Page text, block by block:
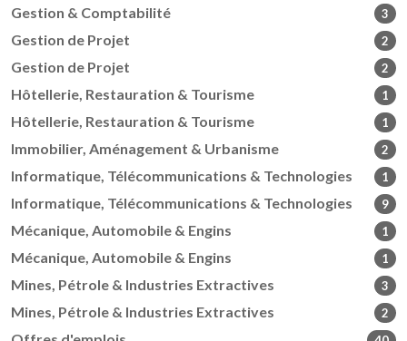
Gestion & Comptabilité 3
Gestion de Projet 2
Gestion de Projet 2
Hôtellerie, Restauration & Tourisme 1
Hôtellerie, Restauration & Tourisme 1
Immobilier, Aménagement & Urbanisme 2
Informatique, Télécommunications & Technologies 1
Informatique, Télécommunications & Technologies 9
Mécanique, Automobile & Engins 1
Mécanique, Automobile & Engins 1
Mines, Pétrole & Industries Extractives 3
Mines, Pétrole & Industries Extractives 2